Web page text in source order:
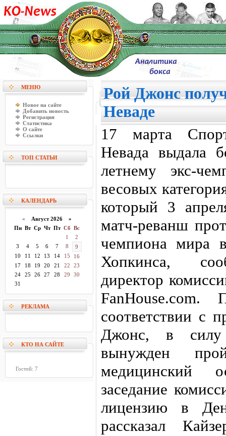
МЕНЮ
Новое на сайте
Добавить новость
Регистрация
Статистика
О сайте
Ссылки
ТОП СТАТЬИ
КАЛЕНДАРЬ
« Август 2026 »
Пн Вт Ср Чт Пт Сб Вс
1
2
3
4 5 6 7 8
9
10
11 12 13 14 15
16
17
18 19 20 21 22
23
24
25 26 27 28 29
30
31
РЕКЛАМА
КТО НА САЙТЕ
Гостей: 7
Рой Джонс
Неваде
17 марта
Невада выдала
летнему экс-
весовых
который 3
матч-реванш
чемпиона мира
Хопкинса,
директор
соответствии с
Джонс, в силу
вынужден
медицинский
заседание
лицензию в
рассказал